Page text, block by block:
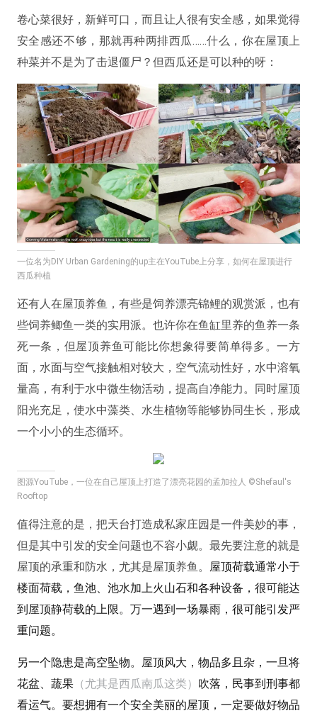
卷心菜很好，新鲜可口，而且让人很有安全感，如果觉得
安全感还不够，那就再种两排西瓜……什么，你在屋顶上
种菜并不是为了击退僵尸？但西瓜还是可以种的呀：
一位名为DIY Urban Gardening的up主在YouTube上分享，如何在屋顶进行
西瓜种植
还有人在屋顶养鱼，有些是饲养漂亮锦鲤的观赏派，也有
些饲养鲫鱼一类的实用派。也许你在鱼缸里养的鱼养一条
死一条，但屋顶养鱼可能比你想象得要简单得多。一方
面，水面与空气接触相对较大，空气流动性好，水中溶氧
量高，有利于水中微生物活动，提高自净能力。同时屋顶
阳光充足，使水中藻类、水生植物等能够协同生长，形成
一个小小的生态循环。
图源YouTube，一位在自己屋顶上打造了漂亮花园的孟加拉人 ©Shefaul's
Rooftop
值得注意的是，把天台打造成私家庄园是一件美妙的事，
但是其中引发的安全问题也不容小觑。最先要注意的就是
屋顶的承重和防水，尤其是屋顶养鱼。
屋顶荷载通常小于
楼面荷载，鱼池、池水加上火山石和各种设备，很可能达
到屋顶静荷载的上限。万一遇到一场暴雨，很可能引发严
重问题。
另一个隐患是高空坠物。屋顶风大，物品多且杂，一旦将
花盆、蔬果（尤其是西瓜南瓜这类） 吹落，民事到刑事都
看运气。要想拥有一个安全美丽的屋顶，一定要做好物品